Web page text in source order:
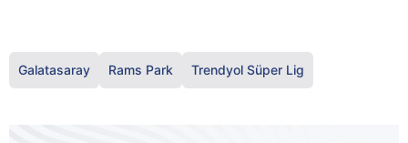
Galatasaray Rams Park Trendyol Süper Lig